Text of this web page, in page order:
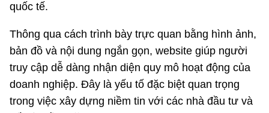
quốc tế.
Thông qua cách trình bày trực quan bằng hình ảnh,
bản đồ và nội dung ngắn gọn, website giúp người
truy cập dễ dàng nhận diện quy mô hoạt động của
doanh nghiệp. Đây là yếu tố đặc biệt quan trọng
trong việc xây dựng niềm tin với các nhà đầu tư và